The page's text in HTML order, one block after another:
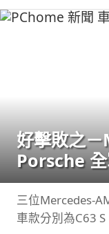
好擊敗之
Porsche
三位Mercedes-
車款分別為C63 S